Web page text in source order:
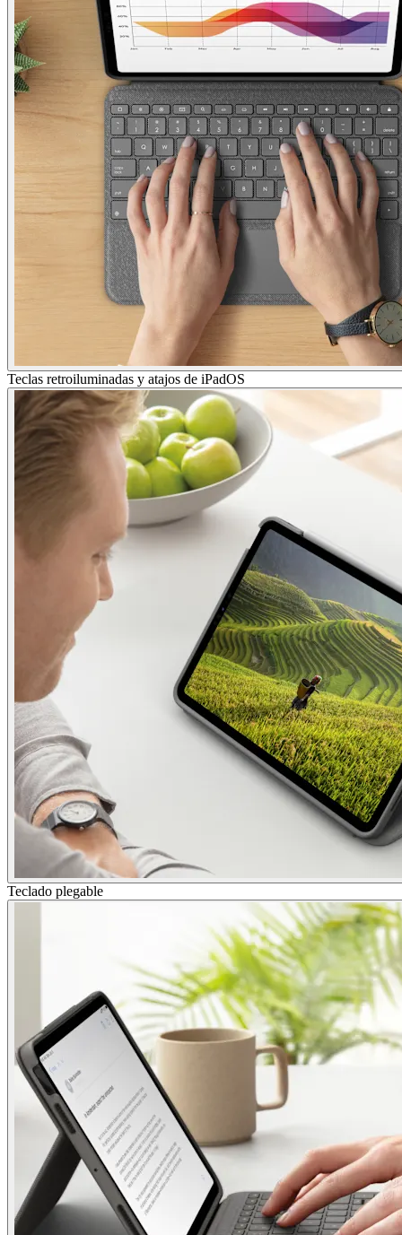
Teclas retroiluminadas y atajos de iPadOS
Teclado plegable